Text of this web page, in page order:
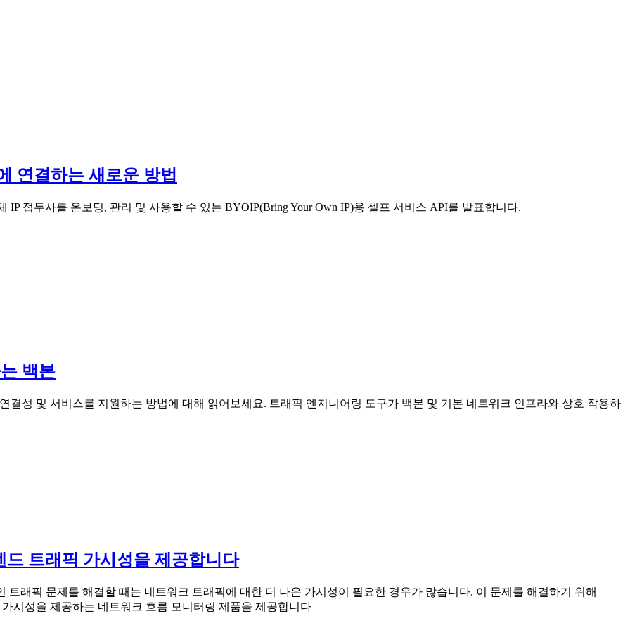
연결하는 새로운 방법
IP 접두사를 온보딩, 관리 및 사용할 수 있는 BYOIP(Bring Your Own IP)용 셀프 서비스 API를 발표합니다.
백본
결성 및 서비스를 지원하는 방법에 대해 읽어보세요. 트래픽 엔지니어링 도구가 백본 및 기본 네트워크 인프라와 상호 작용하
트래픽 가시성을 제공합니다
래픽 문제를 해결할 때는 네트워크 트래픽에 대한 더 나은 가시성이 필요한 경우가 많습니다. 이 문제를 해결하기 위해
시성을 제공하는 네트워크 흐름 모니터링 제품을 제공합니다